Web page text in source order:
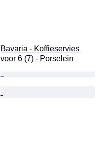
Bavaria - Koffieservies
voor 6 (7) - Porselein